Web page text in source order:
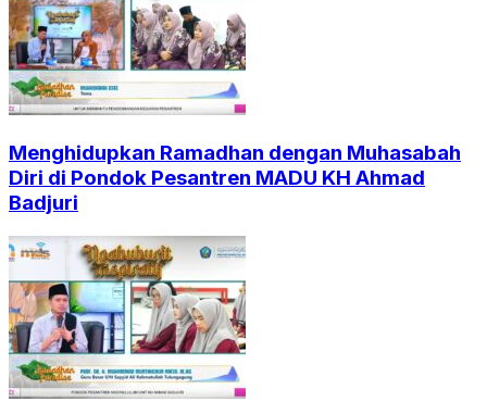
Menghidupkan Ramadhan dengan Muhasabah
Diri di Pondok Pesantren MADU KH Ahmad
Badjuri